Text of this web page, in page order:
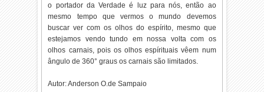
o portador da Verdade é luz para nós, então ao
mesmo tempo que vermos o mundo devemos
buscar ver com os olhos do espírito, mesmo que
estejamos vendo tundo em nossa volta com os
olhos carnais, pois os olhos espírituais vêem num
ângulo de 360° graus os carnais são limitados.
Autor: Anderson O.de Sampaio